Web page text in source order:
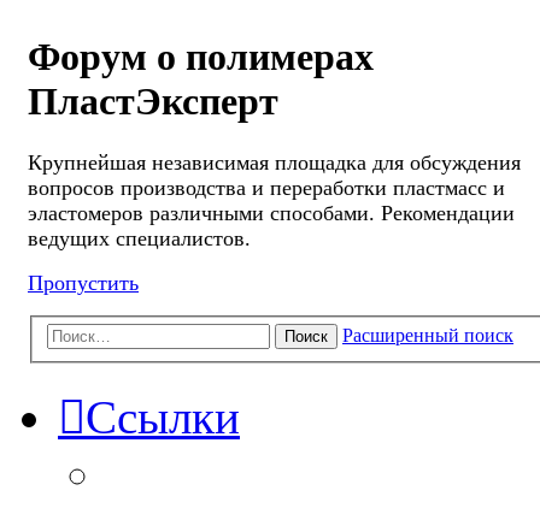
Форум о полимерах
ПластЭксперт
Крупнейшая независимая площадка для обсуждения
вопросов производства и переработки пластмасс и
эластомеров различными способами. Рекомендации
ведущих специалистов.
Пропустить
Поиск Расширенный поиск
Ссылки